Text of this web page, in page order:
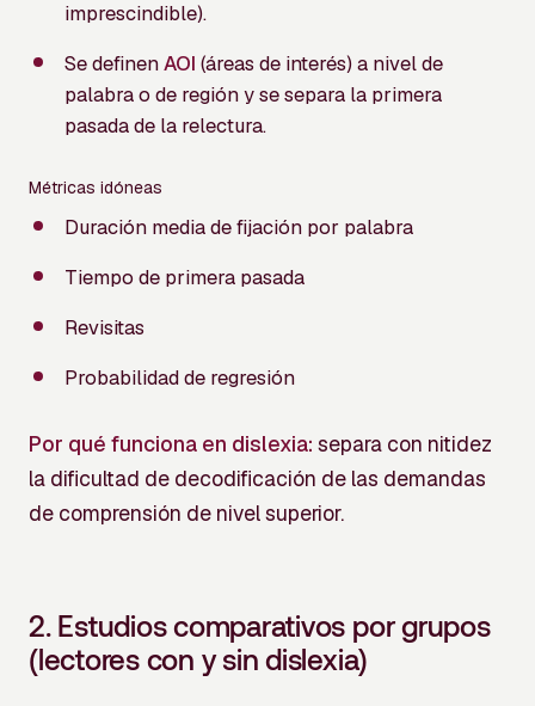
imprescindible).
Se definenAOI (áreas de interés) a nivel de
palabra o de región y se separa la primera
pasada de la relectura.
Métricas idóneas
Duración media de fijación por palabra
Tiempo de primera pasada
Revisitas
Probabilidad de regresión
Por qué funciona en dislexia: separa con nitidez
la dificultad de decodificación de las demandas
de comprensión de nivel superior.
2. Estudios comparativos por grupos
(lectores con y sin dislexia)